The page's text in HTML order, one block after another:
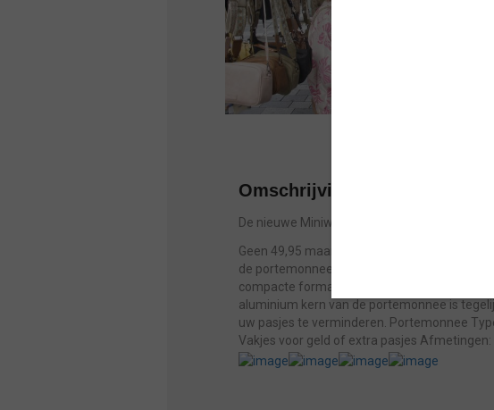
Omschrijving
De nieuwe Miniwallet
Geen 49,95 maar 24,95 Met deze prachtige
de portemonnee kunt u tot wel 6 pasjes
compacte formaat van de portemonnee is
aluminium kern van de portemonnee is
uw pasjes te verminderen. Portemonnee
Vakjes voor geld of extra pasjes